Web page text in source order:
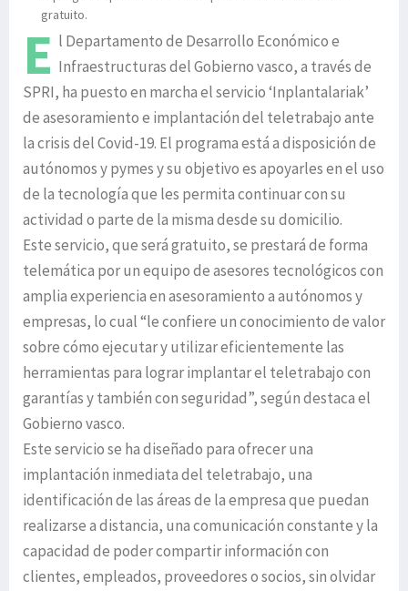
gratuito.
E l Departamento de Desarrollo Económico e
Infraestructuras del Gobierno vasco, a través de
SPRI, ha puesto en marcha el servicio ‘Inplantalariak’
de asesoramiento e implantación del teletrabajo ante
la crisis del Covid-19. El programa está a disposición de
autónomos y pymes y su objetivo es apoyarles en el uso
de la tecnología que les permita continuar con su
actividad o parte de la misma desde su domicilio.
Este servicio, que será gratuito, se prestará de forma
telemática por un equipo de asesores tecnológicos con
amplia experiencia en asesoramiento a autónomos y
empresas, lo cual “le confiere un conocimiento de valor
sobre cómo ejecutar y utilizar eficientemente las
herramientas para lograr implantar el teletrabajo con
garantías y también con seguridad”, según destaca el
Gobierno vasco.
Este servicio se ha diseñado para ofrecer una
implantación inmediata del teletrabajo, una
identificación de las áreas de la empresa que puedan
realizarse a distancia, una comunicación constante y la
capacidad de poder compartir información con
clientes, empleados, proveedores o socios, sin olvidar